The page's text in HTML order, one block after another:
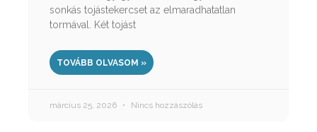
sonkás tojástekercset az elmaradhatatlan
tormával. Két tojást
TOVÁBB OLVASOM »
március 25, 2026 Nincs hozzászólás